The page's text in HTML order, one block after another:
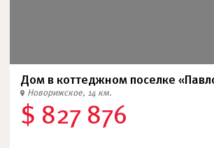
Дом в коттеджном поселке
Новорижское, 14 км.
$ 827 876